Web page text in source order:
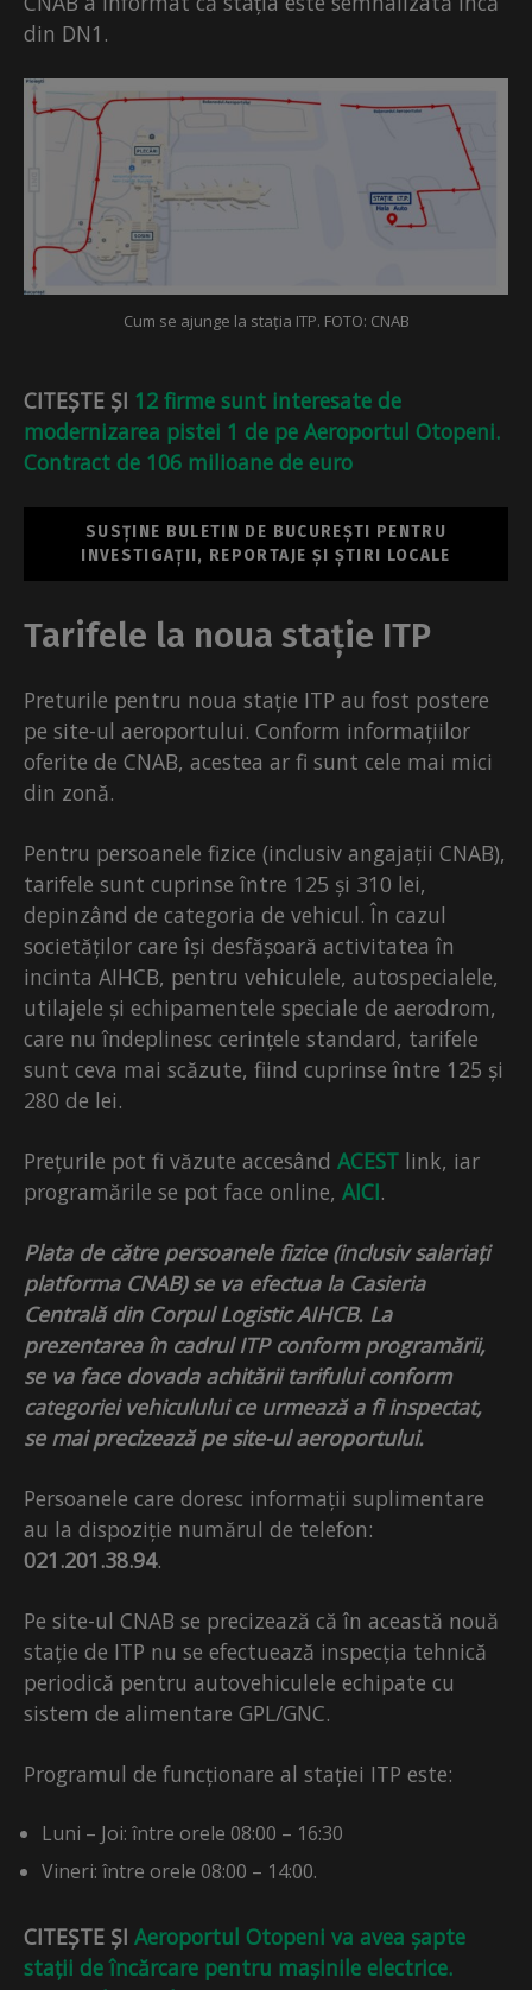
din DN1.
Cum se ajunge la stația ITP. FOTO: CNAB
CITEȘTE ȘI 12 firme sunt interesate de
modernizarea pistei 1 de pe Aeroportul Otopeni.
Contract de 106 milioane de euro
SUSȚINE BULETIN DE BUCUREȘTI PENTRU
INVESTIGAȚII, REPORTAJE ȘI ȘTIRI LOCALE
Tarifele la noua stație ITP
Preturile pentru noua stație ITP au fost postere
pe site-ul aeroportului. Conform informațiilor
oferite de CNAB, acestea ar fi sunt cele mai mici
din zonă.
Pentru persoanele fizice (inclusiv angajații CNAB),
tarifele sunt cuprinse între 125 și 310 lei,
depinzând de categoria de vehicul. În cazul
societăților care își desfășoară activitatea în
incinta AIHCB, pentru vehiculele, autospecialele,
utilajele și echipamentele speciale de aerodrom,
care nu îndeplinesc cerințele standard, tarifele
sunt ceva mai scăzute, fiind cuprinse între 125 și
280 de lei.
Prețurile pot fi văzute accesând ACEST link, iar
programările se pot face online, AICI.
Plata de către persoanele fizice (inclusiv salariați
platforma CNAB) se va efectua la Casieria
Centrală din Corpul Logistic AIHCB. La
prezentarea în cadrul ITP conform programării,
se va face dovada achitării tarifului conform
categoriei vehiculului ce urmează a fi inspectat,
se mai precizează pe site-ul aeroportului.
Persoanele care doresc informații suplimentare
au la dispoziție numărul de telefon:
021.201.38.94.
Pe site-ul CNAB se precizează că în această nouă
stație de ITP nu se efectuează inspecția tehnică
periodică pentru autovehiculele echipate cu
sistem de alimentare GPL/GNC.
Programul de funcționare al stației ITP este:
Luni – Joi: între orele 08:00 – 16:30
Vineri: între orele 08:00 – 14:00.
CITEȘTE ȘI Aeroportul Otopeni va avea șapte
stații de încărcare pentru mașinile electrice.